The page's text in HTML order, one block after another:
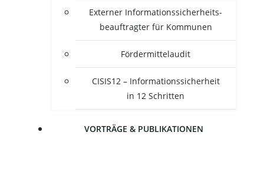
Exter­ner Infor­ma­ti­ons­si­cher­heits­
be­auf­trag­ter für Kommunen
För­der­mit­tel­au­dit
CISIS12 – Infor­ma­ti­ons­si­cher­heit
in 12 Schritten
VOR­TRÄ­GE & PUBLIKATIONEN